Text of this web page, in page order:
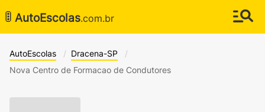
🚦 AutoEscolas.com.br
AutoEscolas
Dracena-SP
Nova Centro de Formacao de Condutores